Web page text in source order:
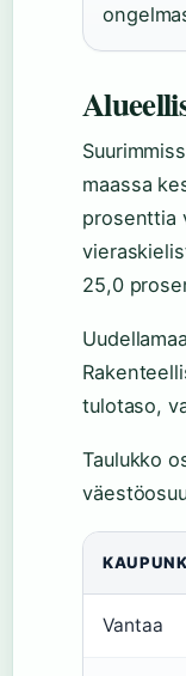
maassa
prosenttia
25,0
tulotaso,
Taulukko
Vantaa